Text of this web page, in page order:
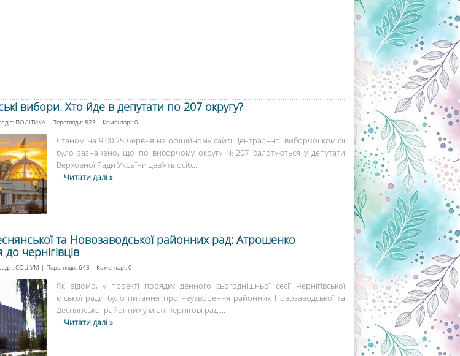
вибори. Хто йде в депутати по 207 округу?
ПОЛІТИКА | Перегляди: 823 | Коментарі: 0
Станом на 9.00 25 червня на офіційному сайті Центральної виборчої комісії
було зазначено, що по виборчому округу №207 балотуються у депутати
Верховної Ради України дев’ять осіб....
... Читати далі »
та Новозаводської районних рад: Атрошенко
до чернігівців
СОЦІУМ | Перегляди: 643 | Коментарі: 0
Як відомо, у проекті порядку денного сьогоднішньої сесії Чернігівської
міської ради було питання про неутворення районних Новозаводської та
Деснянської районних у місті Чернігові рад....
... Читати далі »